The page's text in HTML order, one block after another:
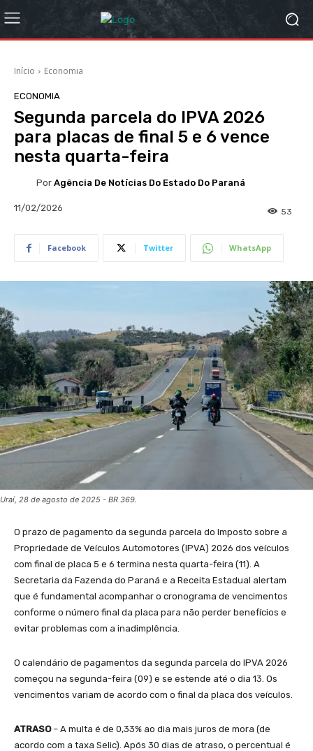
Início Economia
ECONOMIA
Segunda parcela do IPVA 2026
para placas de final 5 e 6 vence
nesta quarta-feira
Por Agência De Notícias Do Estado Do Paraná
11/02/2026 53
Facebook Twitter WhatsApp
Uraí, 28 de agosto de 2025 - BR 369.
O prazo de pagamento da segunda parcela do Imposto sobre a
Propriedade de Veículos Automotores (IPVA) 2026 dos veículos
com final de placa 5 e 6 termina nesta quarta-feira (11). A
Secretaria da Fazenda do Paraná e a Receita Estadual alertam
que é fundamental acompanhar o cronograma de vencimentos
conforme o número final da placa para não perder benefícios e
evitar problemas com a inadimplência.
O calendário de pagamentos da segunda parcela do IPVA 2026
começou na segunda-feira (09) e se estende até o dia 13. Os
vencimentos variam de acordo com o final da placa dos veículos.
ATRASO – A multa é de 0,33% ao dia mais juros de mora (de
acordo com a taxa Selic). Após 30 dias de atraso, o percentual é